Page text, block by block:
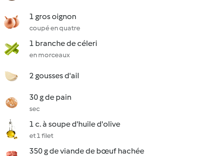
1 gros oignon
coupé en quatre
1 branche de céleri
en morceaux
2 gousses d'ail
30 g de pain
sec
1 c. à soupe d'huile d'olive
et 1 filet
350 g de viande de bœuf hachée